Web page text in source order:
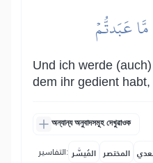
مَّا عَبَدتُّمۡ
Und ich werde
dem ihr gedient habt,
অন্যান্য অনুবাদসমূহ দেখুৱাওক
التفاسير: المُيسَّر المختصر